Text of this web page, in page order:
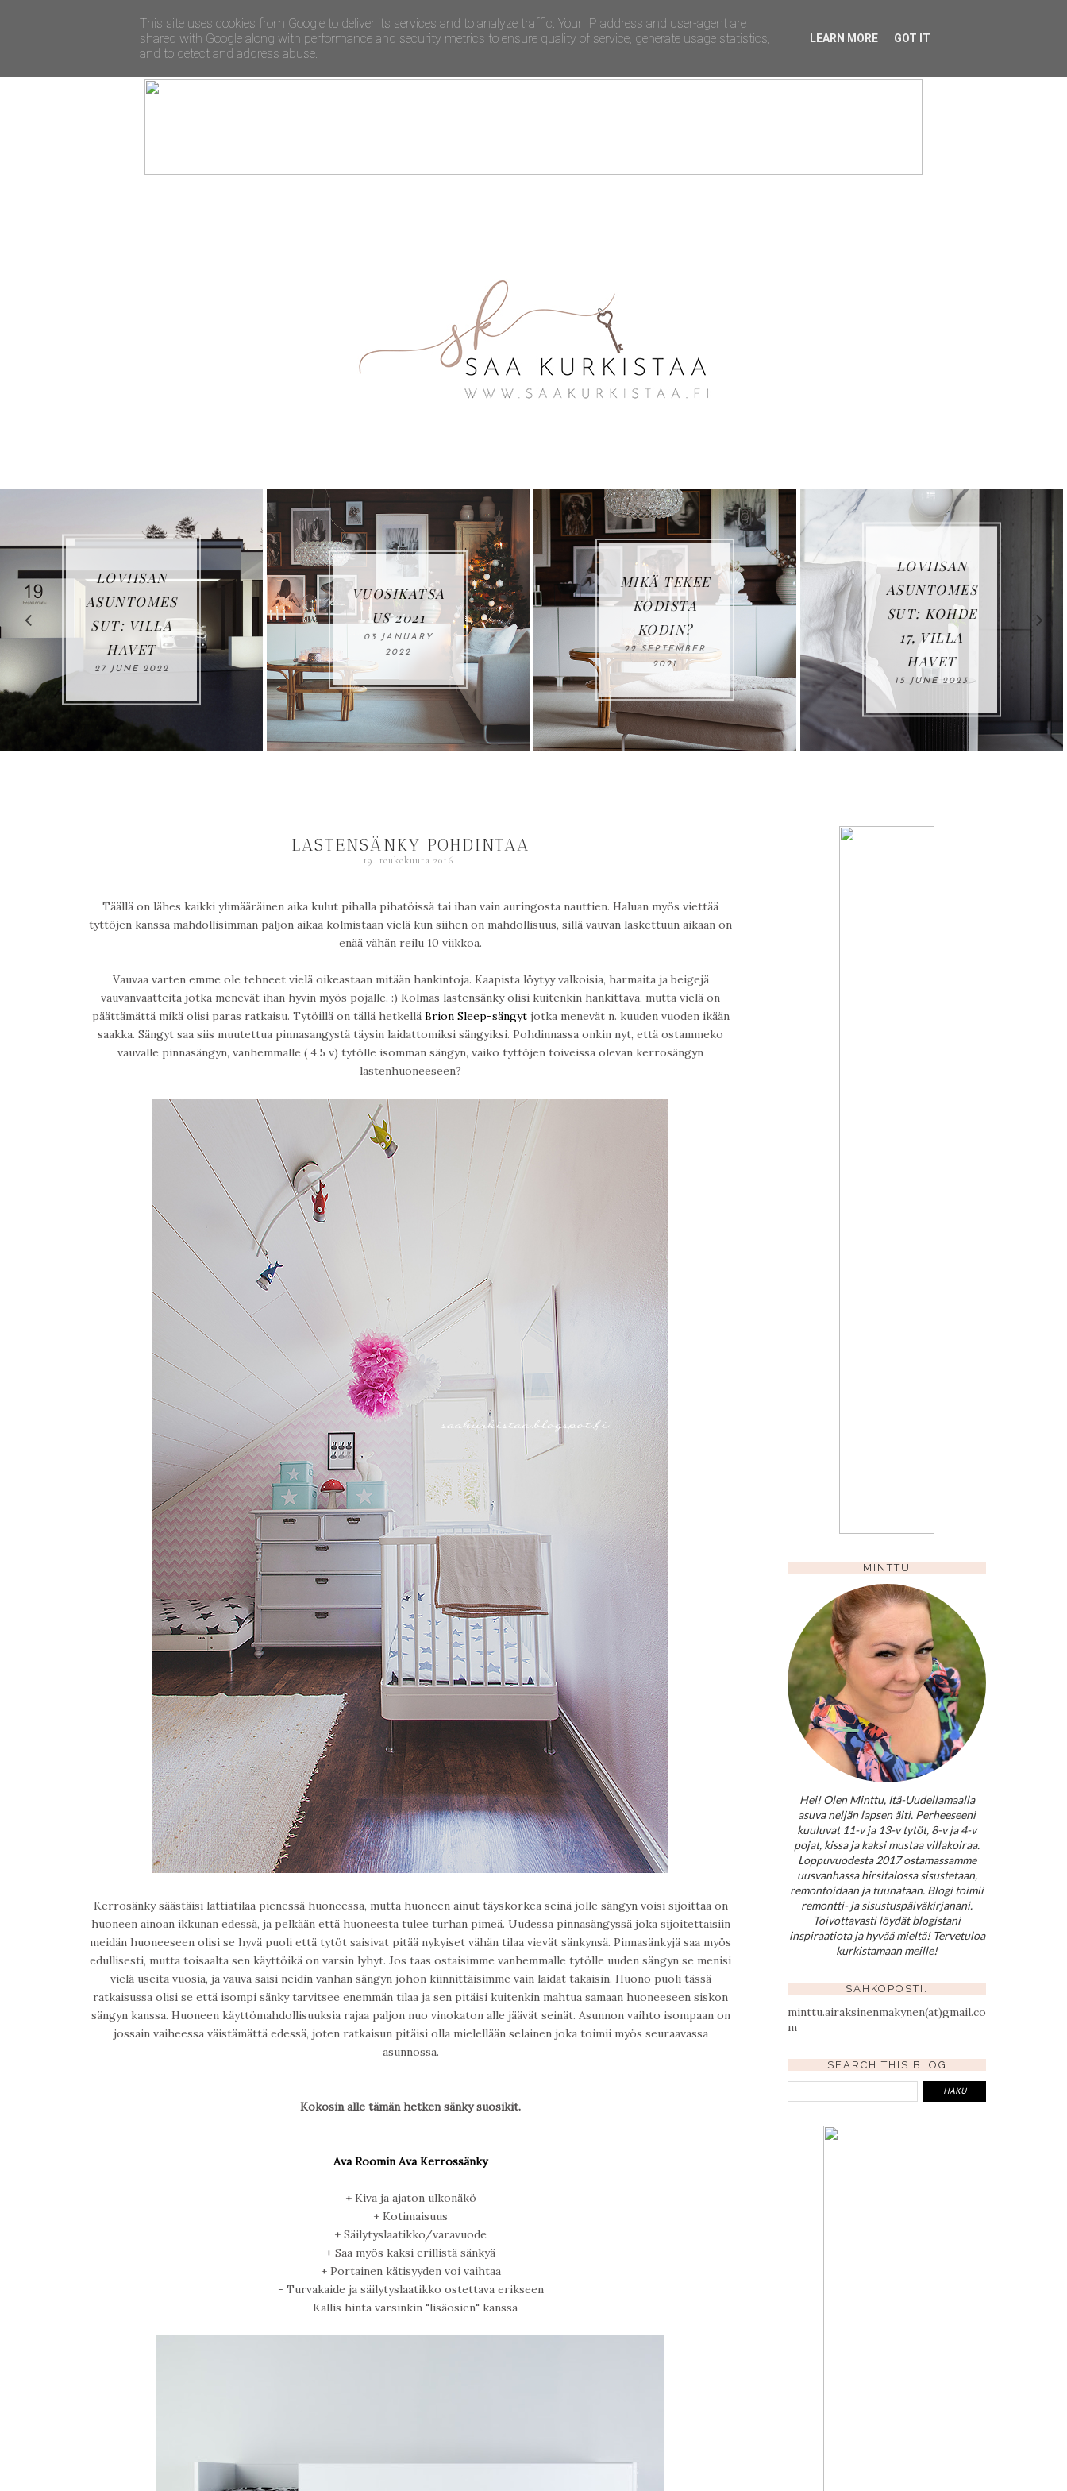
LOVIISAN
SUT: VILLA
VUOSIKATSA
US 2021
2022
MIKÄ TEKEE
KODISTA
KODIN?
22 SEPTEMBER
2021
LOVIISAN
ASUNTOMES
SUT: KOHDE
17, VILLA
HAVET
15 JUNE 2023
LASTENSÄNKY POHDINTAA
19. toukokuuta 2016
Täällä on lähes kaikki ylimääräinen aika kulut pihalla pihatöissä tai ihan vain auringosta nauttien. Haluan myös viettää
tyttöjen kanssa mahdollisimman paljon aikaa kolmistaan vielä kun siihen on mahdollisuus, sillä vauvan laskettuun aikaan on
enää vähän reilu 10 viikkoa.
Vauvaa varten emme ole tehneet vielä oikeastaan mitään hankintoja. Kaapista löytyy valkoisia, harmaita ja beigejä
vauvanvaatteita jotka menevät ihan hyvin myös pojalle. :) Kolmas lastensänky olisi kuitenkin hankittava, mutta vielä on
päättämättä mikä olisi paras ratkaisu. Tytöillä on tällä hetkellä Brion Sleep-sängytjotka menevät n. kuuden vuoden ikään
saakka. Sängyt saa siis muutettua pinnasangystä täysin laidattomiksi sängyiksi. Pohdinnassa onkin nyt, että ostammeko
vauvalle pinnasängyn, vanhemmalle ( 4,5 v) tytölle isomman sängyn, vaiko tyttöjen toiveissa olevan kerrosängyn
lastenhuoneeseen?
Kerrosänky säästäisi lattiatilaa pienessä huoneessa, mutta huoneen ainut täyskorkea seinä jolle sängyn voisi sijoittaa on
huoneen ainoan ikkunan edessä, ja pelkään että huoneesta tulee turhan pimeä. Uudessa pinnasängyssä joka sijoitettaisiin
meidän huoneeseen olisi se hyvä puoli että tytöt saisivat pitää nykyiset vähän tilaa vievät sänkynsä. Pinnasänkyjä saa myös
edullisesti, mutta toisaalta sen käyttöikä on varsin lyhyt. Jos taas ostaisimme vanhemmalle tytölle uuden sängyn se menisi
vielä useita vuosia, ja vauva saisi neidin vanhan sängyn johon kiinnittäisimme vain laidat takaisin. Huono puoli tässä
ratkaisussa olisi se että isompi sänky tarvitsee enemmän tilaa ja sen pitäisi kuitenkin mahtua samaan huoneeseen siskon
sängyn kanssa. Huoneen käyttömahdollisuuksia rajaa paljon nuo vinokaton alle jäävät seinät. Asunnon vaihto isompaan on
jossain vaiheessa väistämättä edessä, joten ratkaisun pitäisi olla mielellään selainen joka toimii myös seuraavassa
asunnossa.
Kokosin alle tämän hetken sänky suosikit.
Ava Roomin Ava Kerrossänky
+ Kiva ja ajaton ulkonäkö
+ Kotimaisuus
+ Säilytyslaatikko/varavuode
+ Saa myös kaksi erillistä sänkyä
+ Portainen kätisyyden voi vaihtaa
- Turvakaide ja säilytyslaatikko ostettava erikseen
- Kallis hinta varsinkin "lisäosien" kanssa
MINTTU
Hei! Olen Minttu, Itä-Uudellamaalla
asuva neljän lapsen äiti. Perheeseeni
kuuluvat 11-v ja 13-v tytöt, 8-v ja 4-v
pojat, kissa ja kaksi mustaa villakoiraa.
Loppuvuodesta 2017 ostamassamme
uusvanhassa hirsitalossa sisustetaan,
remontoidaan ja tuunataan. Blogi toimii
remontti- ja sisustuspäiväkirjanani.
Toivottavasti löydät blogistani
inspiraatiota ja hyvää mieltä! Tervetuloa
kurkistamaan meille!
SÄHKÖPOSTI:
minttu.airaksinenmakynen(at)gmail.co
m
SEARCH THIS BLOG
This site uses cookies from Google to deliver its services and to analyze traffic. Your IP address and user-agent are
shared with Google along with performance and security metrics to ensure quality of service, generate usage statistics,
and to detect and address abuse.
LEARN MORE GOT IT